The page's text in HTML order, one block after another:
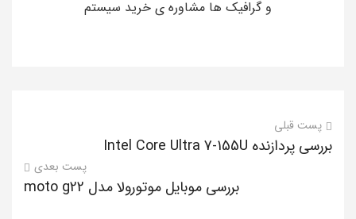
و گرافیک ها مشاوره ی خرید سیستم
پست قبلی
بررسی پردازنده Intel Core Ultra 7-155U
پست بعدی
بررسی موبایل موتورولا مدل moto g22